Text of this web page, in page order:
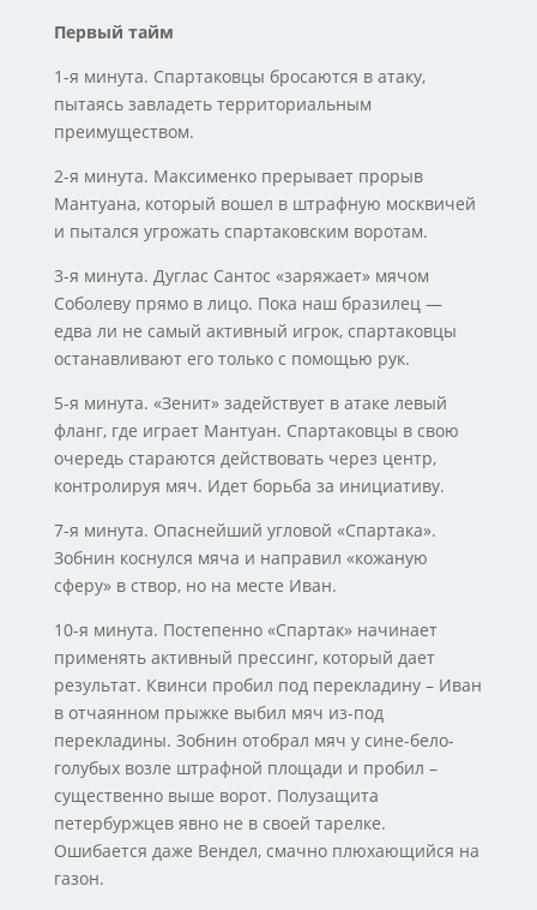
Первый тайм
1-я минута. Спартаковцы бросаются в атаку,
пытаясь завладеть территориальным
преимуществом.
2-я минута. Максименко прерывает прорыв
Мантуана, который вошел в штрафную москвичей
и пытался угрожать спартаковским воротам.
3-я минута. Дуглас Сантос «заряжает» мячом
Соболеву прямо в лицо. Пока наш бразилец —
едва ли не самый активный игрок, спартаковцы
останавливают его только с помощью рук.
5-я минута. «Зенит» задействует в атаке левый
фланг, где играет Мантуан. Спартаковцы в свою
очередь стараются действовать через центр,
контролируя мяч. Идет борьба за инициативу.
7-я минута. Опаснейший угловой «Спартака».
Зобнин коснулся мяча и направил «кожаную
сферу» в створ, но на месте Иван.
10-я минута. Постепенно «Спартак» начинает
применять активный прессинг, который дает
результат. Квинси пробил под перекладину – Иван
в отчаянном прыжке выбил мяч из-под
перекладины. Зобнин отобрал мяч у сине-бело-
голубых возле штрафной площади и пробил –
существенно выше ворот. Полузащита
петербуржцев явно не в своей тарелке.
Ошибается даже Вендел, смачно плюхающийся на
газон.